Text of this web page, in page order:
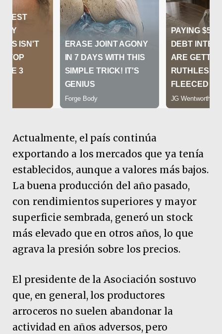
Actualmente, el país continúa
exportando a los mercados que ya tenía
establecidos, aunque a valores más bajos.
La buena producción del año pasado,
con rendimientos superiores y mayor
superficie sembrada, generó un stock
más elevado que en otros años, lo que
agrava la presión sobre los precios.
El presidente de la Asociación sostuvo
que, en general, los productores
arroceros no suelen abandonar la
actividad en años adversos, pero